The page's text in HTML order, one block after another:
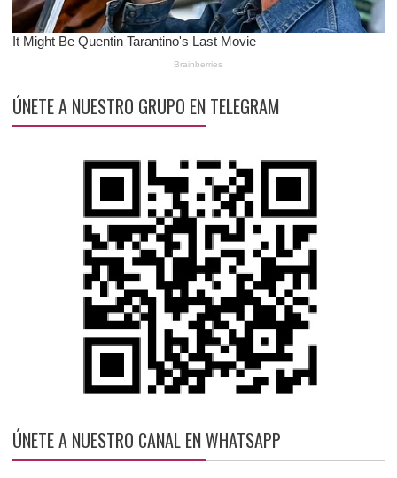
ÚNETE A NUESTRO GRUPO EN TELEGRAM
ÚNETE A NUESTRO CANAL EN WHATSAPP